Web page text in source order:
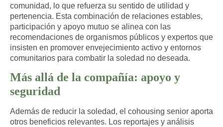
comunidad, lo que refuerza su sentido de utilidad y
pertenencia. Esta combinación de relaciones estables,
participación y apoyo mutuo se alinea con las
recomendaciones de organismos públicos y expertos que
insisten en promover envejecimiento activo y entornos
comunitarios para combatir la soledad no deseada.​
Más allá de la compañía: apoyo y
seguridad
Además de reducir la soledad, el cohousing senior aporta
otros beneficios relevantes. Los reportajes y análisis